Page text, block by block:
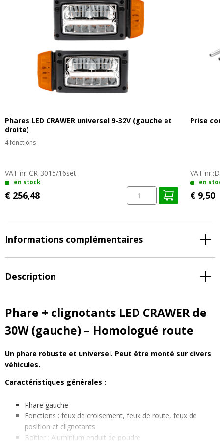
Phares LED CRAWER universel 9-32V (gauche et
droite)
4 fonctions
VAT nr.:CR-3015/16set
en stock
€ 256,48
Prise
VAT nr.:
en
€ 9,50
Informations complémentaires
Description
Phare + clignotants LED CRAWER de
30W (gauche) – Homologué route
Un phare robuste et universel. Peut être monté sur divers
véhicules.
Caractéristiques générales :
Phare gauche
Fonctions : feux de croisement, feux de route, feux de
position et clignotants
Boîtier : Aluminium enduit de poudre